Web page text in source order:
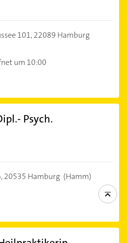
101,22089 Hamburg
um 10:00
Psych.
20535 Hamburg (Hamm)